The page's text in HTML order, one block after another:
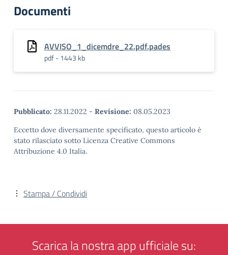
Documenti
AVVISO_1_dicemdre_22.pdf.pades
pdf - 1443 kb
Pubblicato: 28.11.2022 - Revisione: 08.05.2023
Eccetto dove diversamente specificato, questo articolo è
stato rilasciato sotto Licenza Creative Commons
Attribuzione 4.0 Italia.
Stampa / Condividi
Scarica la nostra app ufficiale su: